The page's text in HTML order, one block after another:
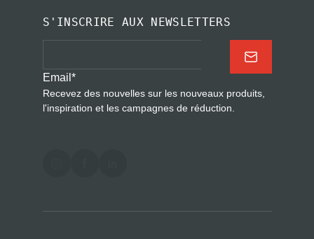
S'INSCRIRE AUX NEWSLETTERS
Email *
Recevez des nouvelles sur les nouveaux produits,
l'inspiration et les campagnes de réduction.